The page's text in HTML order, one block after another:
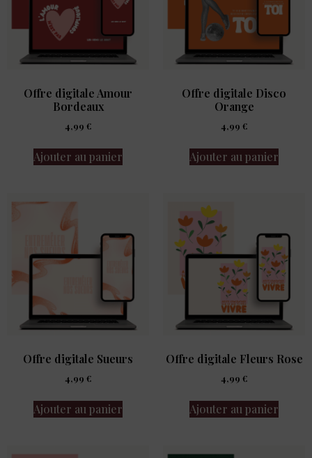
Offre digitale Amour
Bordeaux
4,99 €
Ajouter au panier
Offre digitale Disco
Orange
4,99 €
Ajouter au panier
Offre digitale Sueurs
4,99 €
Ajouter au panier
Offre digitale Fleurs Rose
4,99 €
Ajouter au panier